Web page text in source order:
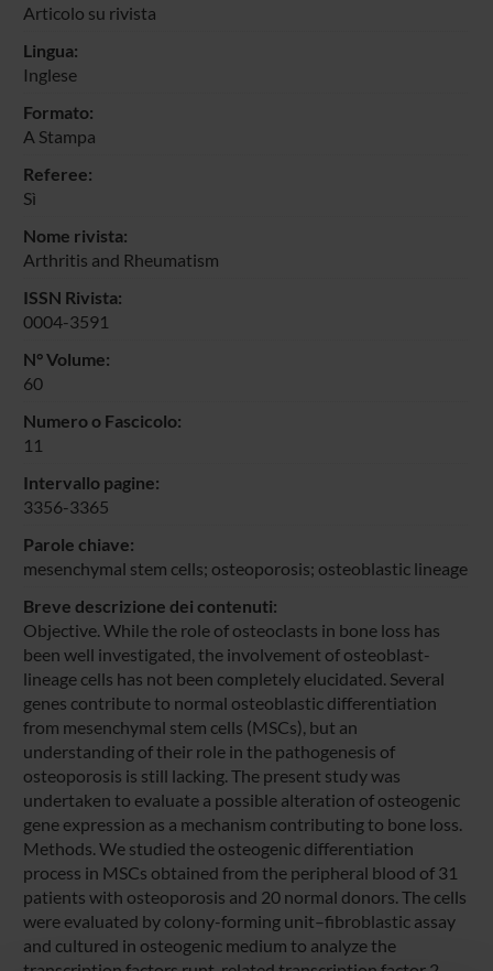
Articolo su rivista
Lingua:
Inglese
Formato:
A Stampa
Referee:
Sì
Nome rivista:
Arthritis and Rheumatism
ISSN Rivista:
0004-3591
N° Volume:
60
Numero o Fascicolo:
11
Intervallo pagine:
3356-3365
Parole chiave:
mesenchymal stem cells; osteoporosis; osteoblastic lineage
Breve descrizione dei contenuti:
Objective. While the role of osteoclasts in bone loss has
been well investigated, the involvement of osteoblast-
lineage cells has not been completely elucidated. Several
genes contribute to normal osteoblastic differentiation
from mesenchymal stem cells (MSCs), but an
understanding of their role in the pathogenesis of
osteoporosis is still lacking. The present study was
undertaken to evaluate a possible alteration of osteogenic
gene expression as a mechanism contributing to bone loss.
Methods. We studied the osteogenic differentiation
process in MSCs obtained from the peripheral blood of 31
patients with osteoporosis and 20 normal donors. The cells
were evaluated by colony-forming unit–fibroblastic assay
and cultured in osteogenic medium to analyze the